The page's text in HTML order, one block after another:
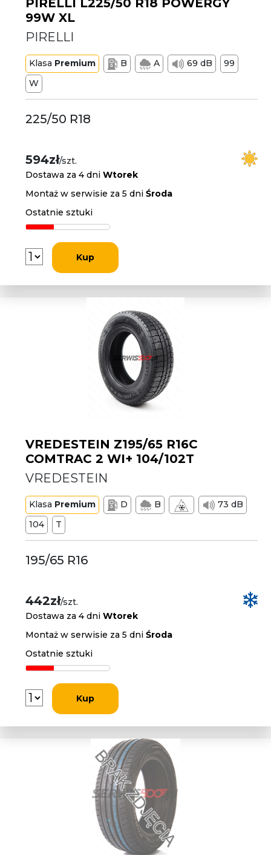
PIRELLI L225/50 R18 POWERGY
99W XL
PIRELLI
Klasa Premium B A 69 dB
99
W
225/50 R18
594zł/szt.
Dostawa za 4 dniWtorek
Montaż w serwisie za 5 dniŚroda
Ostatnie sztuki
Kup
VREDESTEIN Z195/65 R16C
COMTRAC 2 WI+ 104/102T
VREDESTEIN
Klasa Premium D B
73 dB
104
T
195/65 R16
442zł/szt.
Dostawa za 4 dniWtorek
Montaż w serwisie za 5 dniŚroda
Ostatnie sztuki
Kup